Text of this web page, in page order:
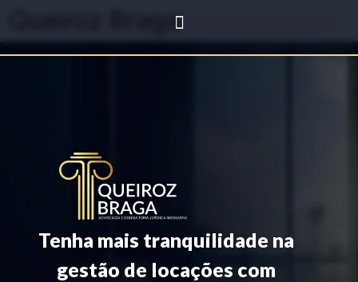
Queiroz Braga
Tenha mais tranquilidade na
gestão de locações com